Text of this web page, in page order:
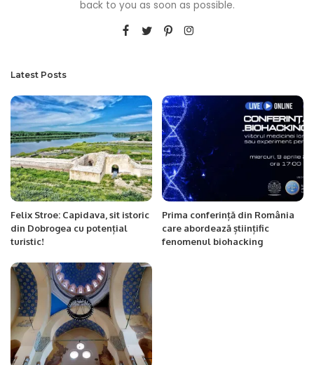
back to you as soon as possible.
Latest Posts
Felix Stroe: Capidava, sit istoric
din Dobrogea cu potențial
turistic!
Prima conferință din România
care abordează științific
fenomenul biohacking